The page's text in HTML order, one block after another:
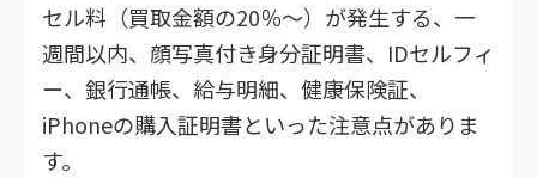
セル料（買取金額の20％～）が発生する、一
週間以内、顔写真付き身分証明書、IDセルフィ
ー、銀行通帳、給与明細、健康保険証、
iPhoneの購入証明書といった注意点がありま
す。